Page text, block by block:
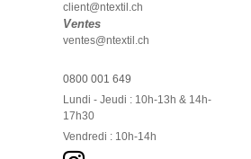
client@ntextil.ch
Ventes
ventes@ntextil.ch
0800 001 649
Lundi - Jeudi : 10h-13h & 14h-
17h30
Vendredi : 10h-14h